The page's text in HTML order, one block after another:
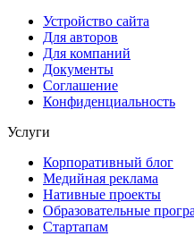
Устройство сайта
Для авторов
Для компаний
Документы
Соглашение
Конфиденциальность
Услуги
Корпоративный блог
Медийная реклама
Нативные проекты
Образовательные
Стартапам